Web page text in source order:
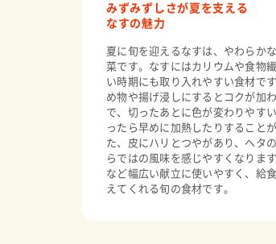
みずみずしさが夏を支える
なすの魅力
夏に旬を迎えるなすは、やわらか
菜です。なすにはカリウムや食物
い時期にも取り入れやすい食材で
め物や揚げ浸しにするとコクが加
で、切ったあとに色が変わりやす
ったら早めに加熱したりすること
た、皮にハリとつやがあり、ヘタ
らではの風味を感じやすくなりま
など幅広い献立に使いやすく、給
えてくれる旬の食材です。